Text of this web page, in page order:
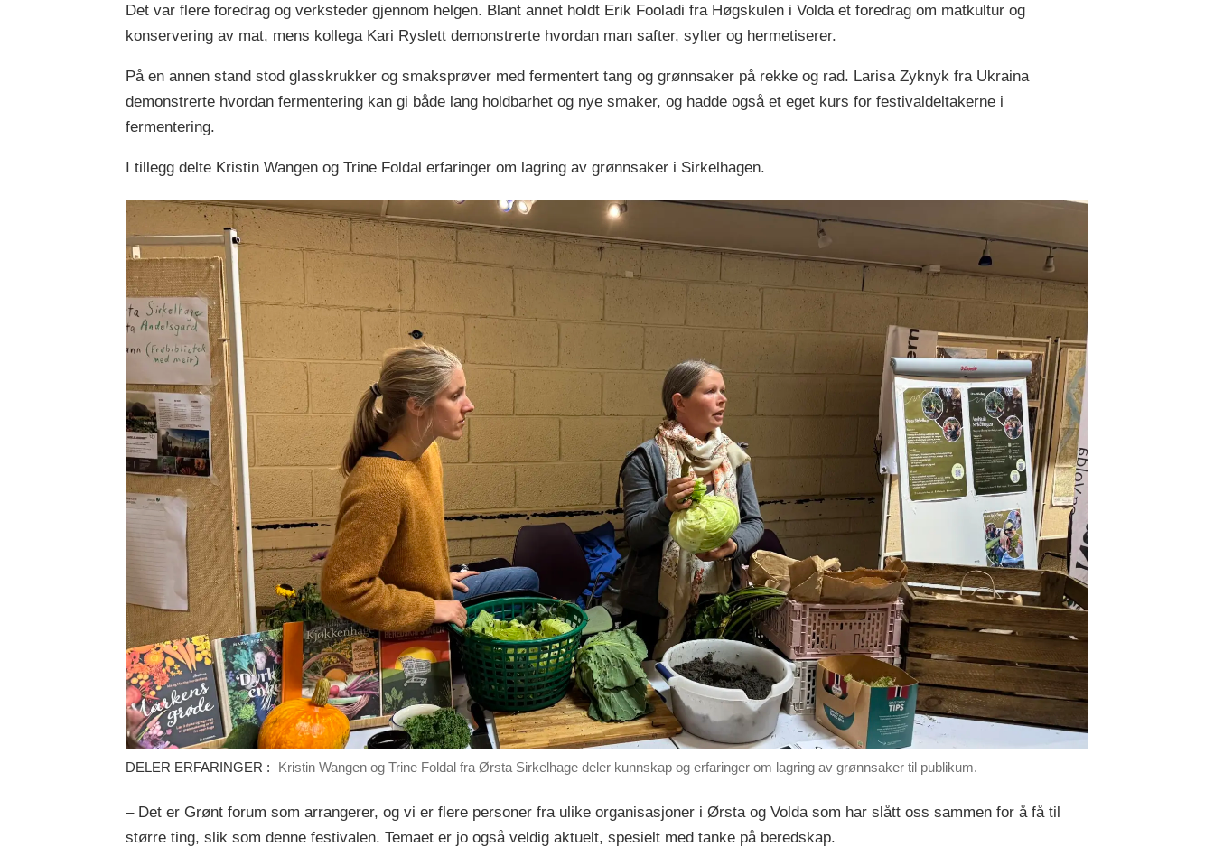
Det var flere foredrag og verksteder gjennom helgen. Blant annet holdt Erik Fooladi fra Høgskulen i Volda et foredrag om matkultur og
konservering av mat, mens kollega Kari Ryslett demonstrerte hvordan man safter, sylter og hermetiserer.
På en annen stand stod glasskrukker og smaksprøver med fermentert tang og grønnsaker på rekke og rad. Larisa Zyknyk fra Ukraina
demonstrerte hvordan fermentering kan gi både lang holdbarhet og nye smaker, og hadde også et eget kurs for festivaldeltakerne i
fermentering.
I tillegg delte Kristin Wangen og Trine Foldal erfaringer om lagring av grønnsaker i Sirkelhagen.
DELER ERFARINGER : Kristin Wangen og Trine Foldal fra Ørsta Sirkelhage deler kunnskap og erfaringer om lagring av grønnsaker til publikum.
– Det er Grønt forum som arrangerer, og vi er flere personer fra ulike organisasjoner i Ørsta og Volda som har slått oss sammen for å få til
større ting, slik som denne festivalen. Temaet er jo også veldig aktuelt, spesielt med tanke på beredskap.